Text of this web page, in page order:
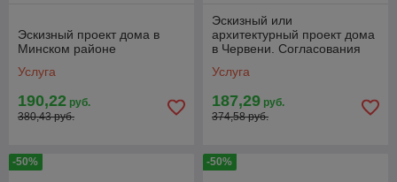
Эскизный проект дома в
Минском районе
Услуга
190,22 руб.
380,43 руб.
Эскизный или
архитектурный проект дома
в Червени. Согласования
Услуга
187,29 руб.
374,58 руб.
-50% -50%